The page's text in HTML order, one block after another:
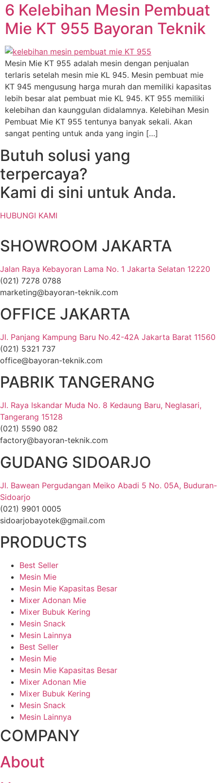
6 Kelebihan Mesin Pembuat
Mie KT 955 Bayoran Teknik
Mesin Mie KT 955 adalah mesin dengan penjualan
terlaris setelah mesin mie KL 945. Mesin pembuat mie
KT 945 mengusung harga murah dan memiliki kapasitas
lebih besar alat pembuat mie KL 945. KT 955 memiliki
kelebihan dan kaunggulan didalamnya. Kelebihan Mesin
Pembuat Mie KT 955 tentunya banyak sekali. Akan
sangat penting untuk anda yang ingin […]
Butuh solusi yang
terpercaya?
Kami di sini untuk Anda.
HUBUNGI KAMI
SHOWROOM JAKARTA
Jalan Raya Kebayoran Lama No. 1 Jakarta Selatan 12220
(021) 7278 0788
marketing@bayoran-teknik.com
OFFICE JAKARTA
Jl. Panjang Kampung Baru No.42-42A Jakarta Barat 11560
(021) 5321 737
office@bayoran-teknik.com
PABRIK TANGERANG
Jl. Raya Iskandar Muda No. 8 Kedaung Baru, Neglasari,
Tangerang 15128
(021) 5590 082
factory@bayoran-teknik.com
GUDANG SIDOARJO
Jl. Bawean Pergudangan Meiko Abadi 5 No. 05A, Buduran-
Sidoarjo
(021) 9901 0005
sidoarjobayotek@gmail.com
PRODUCTS
Best Seller
Mesin Mie
Mesin Mie Kapasitas Besar
Mixer Adonan Mie
Mixer Bubuk Kering
Mesin Snack
Mesin Lainnya
Best Seller
Mesin Mie
Mesin Mie Kapasitas Besar
Mixer Adonan Mie
Mixer Bubuk Kering
Mesin Snack
Mesin Lainnya
COMPANY
About